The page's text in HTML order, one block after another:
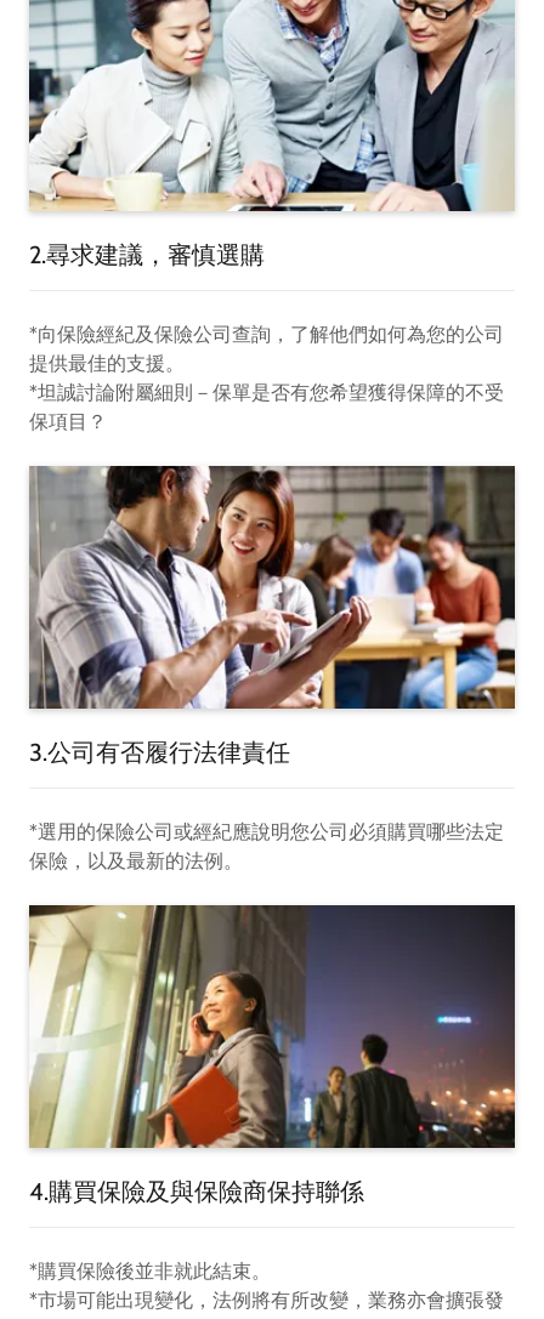
2.尋求建議，審慎選購
*向保險經紀及保險公司查詢，了解他們如何為您的公司
提供最佳的支援。
*坦誠討論附屬細則－保單是否有您希望獲得保障的不受
保項目？
3.公司有否履行法律責任
*選用的保險公司或經紀應說明您公司必須購買哪些法定
保險，以及最新的法例。
4.購買保險及與保險商保持聯係
*購買保險後並非就此結束。
*市場可能出現變化，法例將有所改變，業務亦會擴張發